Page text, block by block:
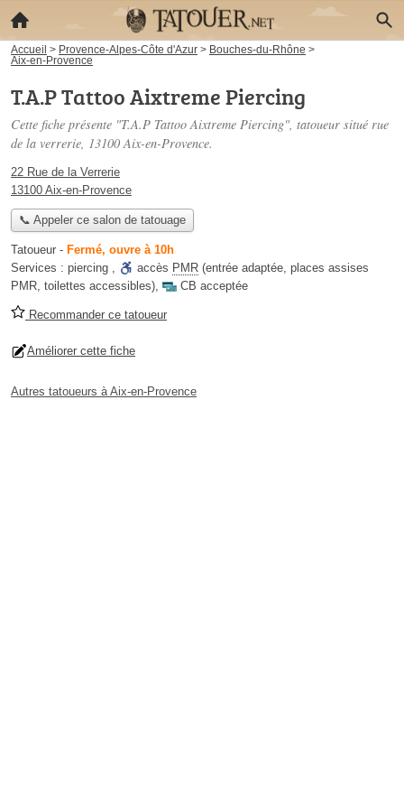
Accueil > Provence-Alpes-Côte d'Azur > Bouches-du-Rhône >
Aix-en-Provence
T.A.P Tattoo Aixtreme Piercing
Cette fiche présente "T.A.P Tattoo Aixtreme Piercing", tatoueur situé rue
de la verrerie, 13100 Aix-en-Provence.
22 Rue de la Verrerie
13100 Aix-en-Provence
📞 Appeler ce salon de tatouage
Tatoueur - Fermé, ouvre à 10h
Services : piercing , accès PMR (entrée adaptée, places assises
PMR, toilettes accessibles), CB acceptée
Recommander ce tatoueur
Améliorer cette fiche
Autres tatoueurs à Aix-en-Provence